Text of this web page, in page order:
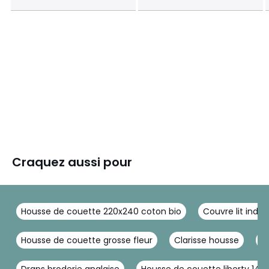
Craquez aussi pour
Housse de couette 220x240 coton bio Couvre lit
Housse de couette grosse fleur Clarisse housse